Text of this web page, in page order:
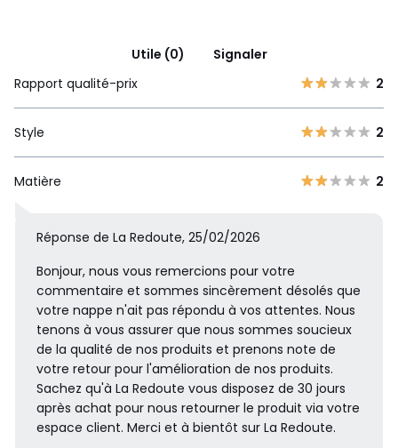
Utile (0)
Signaler
Rapport qualité-prix
2
Style 2
Matière 2
Réponse de La Redoute, 25/02/2026
Bonjour, nous vous remercions pour votre
commentaire et sommes sincèrement désolés que
votre nappe n'ait pas répondu à vos attentes. Nous
tenons à vous assurer que nous sommes soucieux
de la qualité de nos produits et prenons note de
votre retour pour l'amélioration de nos produits.
Sachez qu'à La Redoute vous disposez de 30 jours
après achat pour nous retourner le produit via votre
espace client. Merci et à bientôt sur La Redoute.